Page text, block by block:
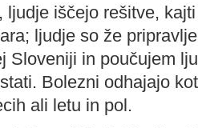
ljudje iščejo rešitve,
ljudje so že
Sloveniji in poučujem
Bolezni odhajajo
ali letu in pol.